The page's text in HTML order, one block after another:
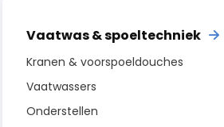
Vaatwas & spoeltechniek
Kranen & voorspoeldouches
Vaatwassers
Onderstellen